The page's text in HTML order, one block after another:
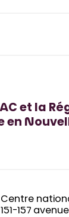
et la
en
Centre
151-157